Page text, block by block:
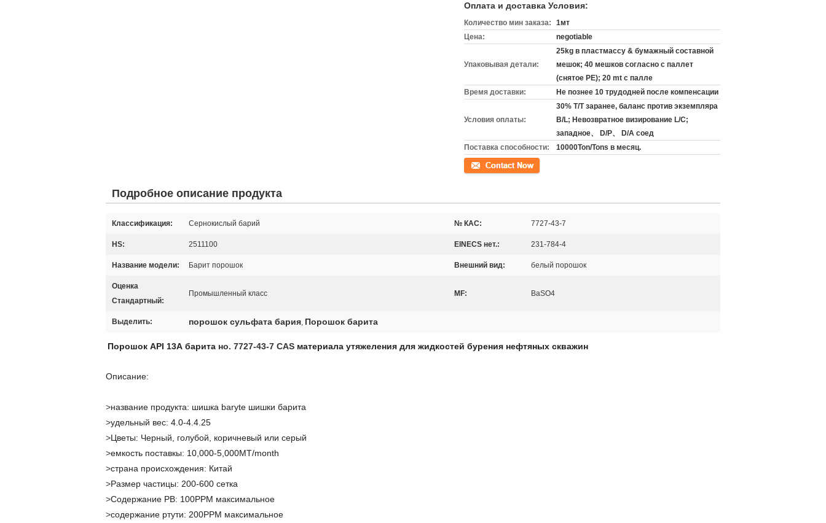
Оплата и доставка Условия:
Количество мин заказа:
1мт
Цена:
negotiable
Упаковывая детали:
25kg в пластмассу & бумажный составной
мешок; 40 мешков согласно с паллет
(снятое PE); 20 mt с палле
Время доставки:
Не познее 10 трудодней после компенсации
Условия оплаты:
30% T/T заранее, баланс против экземпляра
B/L; Невозвратное визирование L/C;
западное、 D/P、 D/A соед
Поставка способности:
10000Ton/Tons в месяц.
контакт
Подробное описание продукта
Классификация: Сернокислый барий № КАС: 7727-43-7
HS: 2511100 ElNECS нет.: 231-784-4
Название модели: Барит порошок Внешний вид: белый порошок
Оценка
Стандартный:
Промышленный класс MF: BaSO4
Выделить: порошок сульфата бария, Порошок барита
Порошок API 13A барита но. 7727-43-7 CAS материала утяжеления для жидкостей бурения нефтяных скважин
Описание:
>название продукта: шишка baryte шишки барита
>удельный вес: 4.0-4.4.25
>Цветы: Черный, голубой, коричневый или серый
>емкость поставкы: 10,000-5,000MT/month
>страна происхождения: Китай
>Размер частицы: 200-600 сетка
>Содержание PB: 100PPM максимальное
>содержание ртути: 200PPM максимальное